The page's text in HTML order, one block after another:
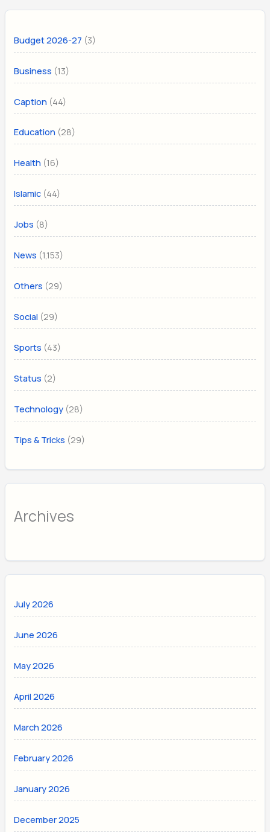
Budget 2026-27 (3)
Business (13)
Caption (44)
Education (28)
Health (16)
Islamic (44)
Jobs (8)
News (1,153)
Others (29)
Social (29)
Sports (43)
Status (2)
Technology (28)
Tips & Tricks (29)
Archives
July 2026
June 2026
May 2026
April 2026
March 2026
February 2026
January 2026
December 2025